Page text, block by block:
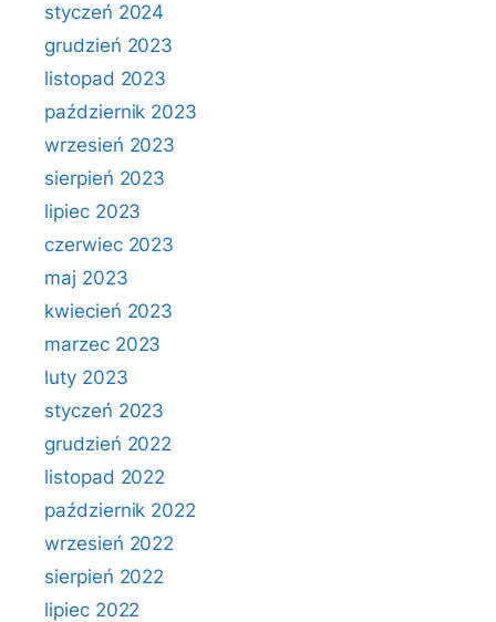
styczeń 2024
grudzień 2023
listopad 2023
październik 2023
wrzesień 2023
sierpień 2023
lipiec 2023
czerwiec 2023
maj 2023
kwiecień 2023
marzec 2023
luty 2023
styczeń 2023
grudzień 2022
listopad 2022
październik 2022
wrzesień 2022
sierpień 2022
lipiec 2022